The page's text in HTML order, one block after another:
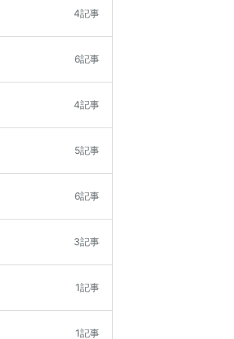
4記事
6記事
4記事
5記事
6記事
3記事
1記事
1記事